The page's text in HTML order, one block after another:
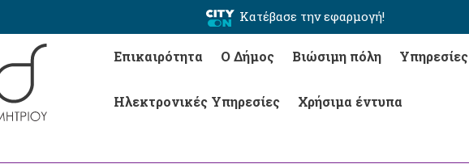
Κατέβασε την εφαρμογή!
Επικαιρότητα Ο Δήμος Βιώσιμη πόλη Υπηρεσίες
Ηλεκτρονικές Υπηρεσίες Χρήσιμα έντυπα